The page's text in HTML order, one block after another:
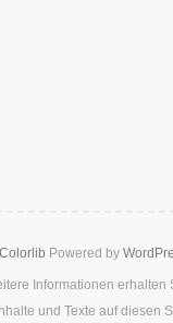
Colorlib Powered by
Informationen erhalten
und Texte auf